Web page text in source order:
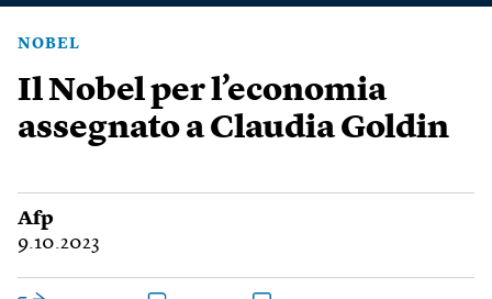
NOBEL
Il Nobel per l’economia
assegnato a Claudia Goldin
Afp
9.10.2023